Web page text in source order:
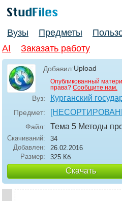
Вузы Предметы
AI
Заказать работу
Добавил:Upload
Опубликованный
права? Сообщите нам.
Вуз: Курганский
Предмет:
Файл: Тема 5 Методы
Скачиваний:
34
Добавлен:
26.02.2016
Размер:
325 Кб
Скачать